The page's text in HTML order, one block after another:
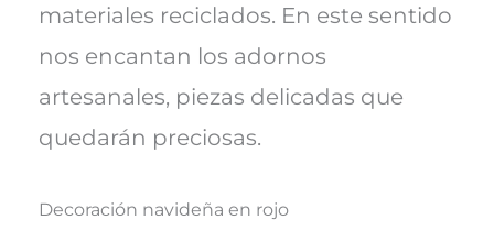
materiales reciclados. En este sentido
nos encantan los adornos
artesanales, piezas delicadas que
quedarán preciosas.
Decoración navideña en rojo